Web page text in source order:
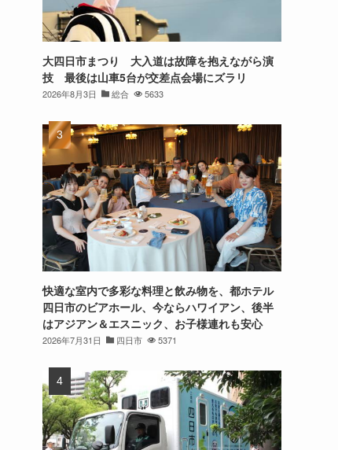
大四日市まつり 大入道は故障を抱えながら演
技 最後は山車5台が交差点会場にズラリ
2026年8月3日 総合 5633
快適な室内で多彩な料理と飲み物を、都ホテル
四日市のビアホール、今ならハワイアン、後半
はアジアン＆エスニック、お子様連れも安心
2026年7月31日 四日市 5371